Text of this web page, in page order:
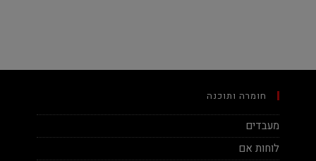
חומרה ותוכנה
מעבדים
לוחות אם